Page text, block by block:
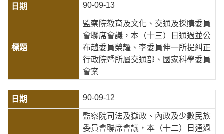
90-09-13
監察院教育及文化、交通及採購委員
會聯席會議，本（十三）日通過並公
布趙委員榮耀、李委員伸一所提糾正
行政院暨所屬交通部、國家科學委員
會案
90-09-12
監察院司法及獄政、內政及少數民族
委員會聯席會議，本（十二）日通過